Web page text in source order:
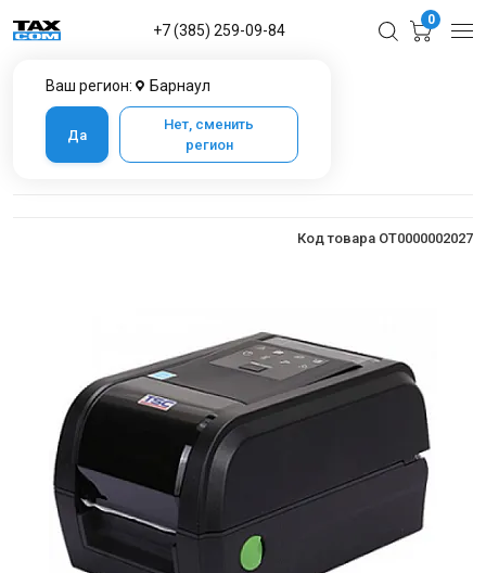
Ваш регион: Барнаул
Да
Нет, сменить
регион
+7 (385) 259-09-84
0
Оборудование для печати
TSC TX 200 SU
TSC TX 200 SU
Код товара OT0000002027